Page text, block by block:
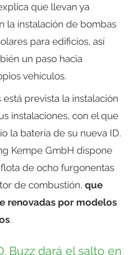
que llevan ya
la instalación de bombas
para edificios, así
un paso hacia
vehículos.
prevista la instalación
instalaciones, con el que
la batería de su nueva ID.
Kempe GmbH dispone
de ocho furgonentas
de combustión, que
renovadas por modelos
.
Buzz dará el salto en